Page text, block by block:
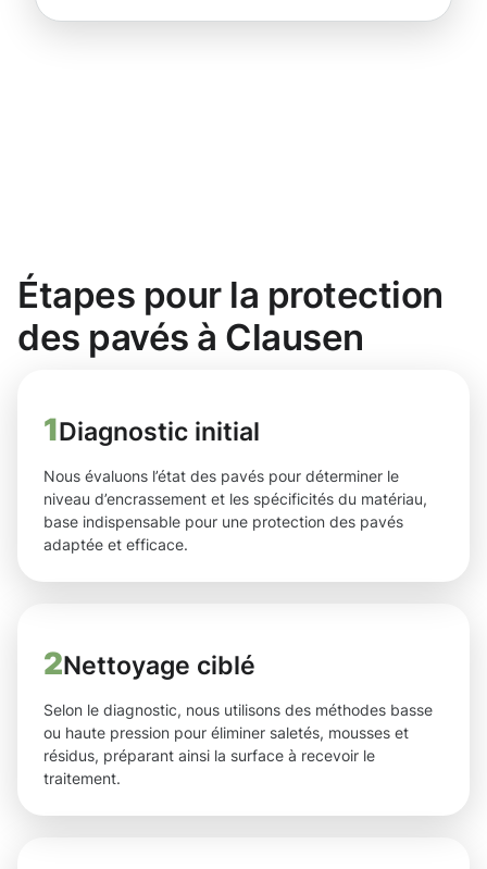
Étapes pour la protection
des pavés à Clausen
1Diagnostic initial
Nous évaluons l’état des pavés pour déterminer le
niveau d’encrassement et les spécificités du matériau,
base indispensable pour une protection des pavés
adaptée et efficace.
2Nettoyage ciblé
Selon le diagnostic, nous utilisons des méthodes basse
ou haute pression pour éliminer saletés, mousses et
résidus, préparant ainsi la surface à recevoir le
traitement.